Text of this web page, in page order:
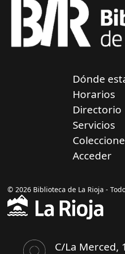
Dónde
Horarios
Directorio
Servicios
Acceder
© 2026 Biblioteca de La Rioja -
C/La Merced,